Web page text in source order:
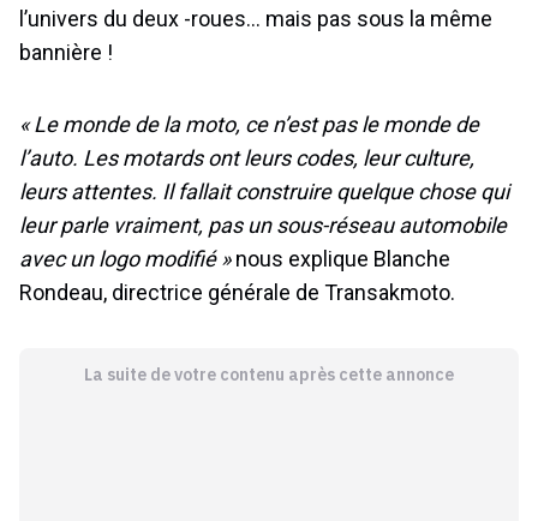
l’univers du deux -roues… mais pas sous la même
bannière !
« Le monde de la moto, ce n’est pas le monde de
l’auto. Les motards ont leurs codes, leur culture,
leurs attentes. Il fallait construire quelque chose qui
leur parle vraiment, pas un sous-réseau automobile
avec un logo modifié »nous explique Blanche
Rondeau, directrice générale de Transakmoto.
La suite de votre contenu après cette annonce